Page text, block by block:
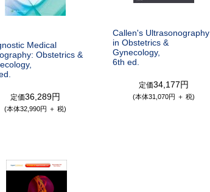
Medical
Obstetrics &
定価36,289円
(本体32,990円 ＋ 税)
Callen's Ultrasonography
in Obstetrics &
Gynecology,
6th ed.
定価34,177円
(本体31,070円 ＋ 税)